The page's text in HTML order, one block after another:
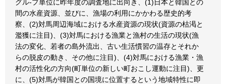
グル-プ単位に昨年度の調査地に出向き、(1)日本と韓国との
間の水産資源、並びに、漁場の利用にかかわる歴史的考
察、(2)対馬周辺海域における水産資源の現状(資源の枯渇と
濫獲に注目)、(3)対馬における漁業と漁村の生活の現状(漁
法の変化、若者の島外流出、古い生活慣習の温存とそれか
らの脱皮の動き、その他に注目)、(4)対馬における漁業・漁
村の活性化の方向(町単位の新しい町おこし運動に注目)、更
に、(5)対馬が韓国との国境に位置するという地域特性に即